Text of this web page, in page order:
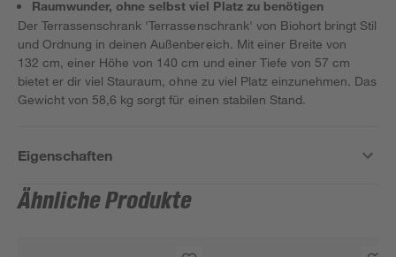
Raumwunder, ohne selbst viel Platz zu benötigen
Der Terrassenschrank 'Terrassenschrank' von Biohort bringt Stil
und Ordnung in deinen Außenbereich. Mit einer Breite von
132 cm, einer Höhe von 140 cm und einer Tiefe von 57 cm
bietet er dir viel Stauraum, ohne zu viel Platz einzunehmen. Das
Gewicht von 58,6 kg sorgt für einen stabilen Stand.
Eigenschaften
Ähnliche Produkte